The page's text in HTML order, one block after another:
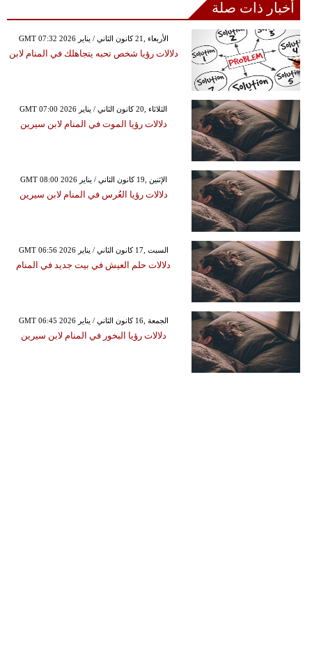
أخبار ذات صلة
GMT 07:32 2026 الأربعاء ,21 كانون الثاني / يناير
دلالات رؤيا شخص تحبه يتجاهلك في المنام لابن
GMT 07:00 2026 الثلاثاء ,20 كانون الثاني / يناير
دلالات رؤيا الموت في المنام لابن سيرين
GMT 08:00 2026 الإثنين ,19 كانون الثاني / يناير
دلالات رؤيا العُرس في المنام لابن سيرين
GMT 06:56 2026 السبت ,17 كانون الثاني / يناير
دلالات حلم العيش في بيت جديد في المنام
GMT 06:45 2026 الجمعة ,16 كانون الثاني / يناير
دلالات رؤيا البخور في المنام لابن سيرين